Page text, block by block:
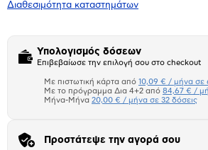
Διαθεσιμότητα καταστημάτων
Υπολογισμός δόσεων
Επιβεβαίωσε την επιλογή σου στο checkout
Πιστωτική κάρτα
Μήνα Μήνα
Με πιστωτική κάρτα από 10,09 € / μήνα σε
Με το πρόγραμμα Δια 4+2 από 84,67 € /
Μήνα-Μήνα 20,00 € / μήνα σε 32 δόσεις
Προστάτεψε την αγορά σου